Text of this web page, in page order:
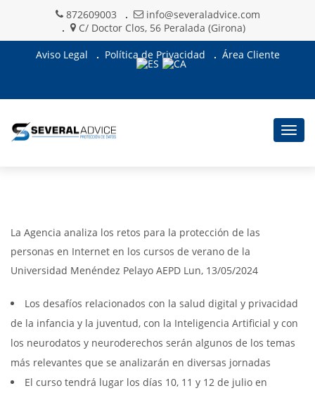
872609003
info@severaladvice.com
C/ Doctor Clos, 56 Peralada (Girona)
Aviso Legal
Política de Privacidad Área Cliente
La Agencia analiza los retos para la protección de las
personas en Internet en los cursos de verano de la
Universidad Menéndez Pelayo AEPD Lun, 13/05/2024
Los desafíos relacionados con la salud digital y privacidad
de la infancia y la juventud, con la Inteligencia Artificial y con
los neurodatos y neuroderechos serán algunos de los temas
más relevantes que se analizarán en diversas jornadas
El curso tendrá lugar los días 10, 11 y 12 de julio en